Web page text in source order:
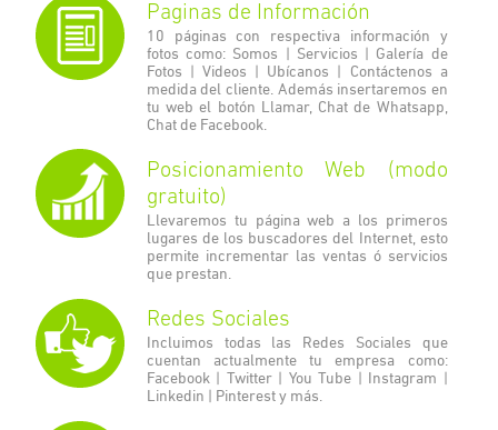
Paginas de Información
10 páginas con respectiva información y
fotos como: Somos | Servicios | Galería de
Fotos | Videos | Ubícanos | Contáctenos a
medida del cliente. Además insertaremos en
tu web el botón Llamar, Chat de Whatsapp,
Chat de Facebook.
Posicionamiento Web (modo
gratuito)
Llevaremos tu página web a los primeros
lugares de los buscadores del Internet, esto
permite incrementar las ventas ó servicios
que prestan.
Redes Sociales
Incluimos todas las Redes Sociales que
cuentan actualmente tu empresa como:
Facebook | Twitter | You Tube | Instagram |
Linkedin | Pinterest y más.